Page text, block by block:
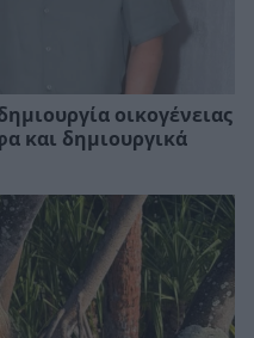
οικογένειας
και δηµιουργικά